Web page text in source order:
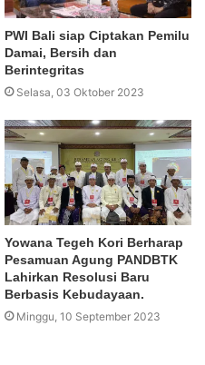
PWI Bali siap Ciptakan Pemilu
Damai, Bersih dan
Berintegritas
Selasa, 03 Oktober 2023
Yowana Tegeh Kori Berharap
Pesamuan Agung PANDBTK
Lahirkan Resolusi Baru
Berbasis Kebudayaan.
Minggu, 10 September 2023